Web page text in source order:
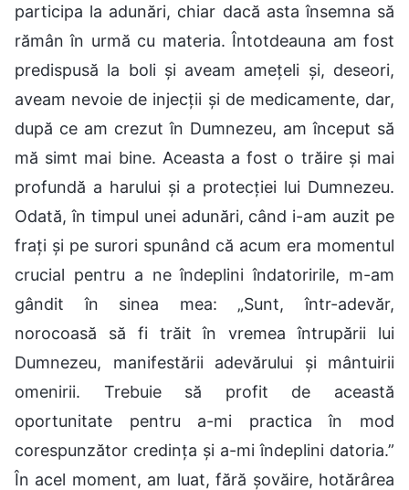
participa la adunări, chiar dacă asta însemna să
rămân în urmă cu materia. Întotdeauna am fost
predispusă la boli și aveam amețeli și, deseori,
aveam nevoie de injecții și de medicamente, dar,
după ce am crezut în Dumnezeu, am început să
mă simt mai bine. Aceasta a fost o trăire și mai
profundă a harului și a protecției lui Dumnezeu.
Odată, în timpul unei adunări, când i-am auzit pe
frați și pe surori spunând că acum era momentul
crucial pentru a ne îndeplini îndatoririle, m-am
gândit în sinea mea: „Sunt, într-adevăr,
norocoasă să fi trăit în vremea întrupării lui
Dumnezeu, manifestării adevărului și mântuirii
omenirii. Trebuie să profit de această
oportunitate pentru a-mi practica în mod
corespunzător credința și a-mi îndeplini datoria.”
În acel moment, am luat, fără șovăire, hotărârea